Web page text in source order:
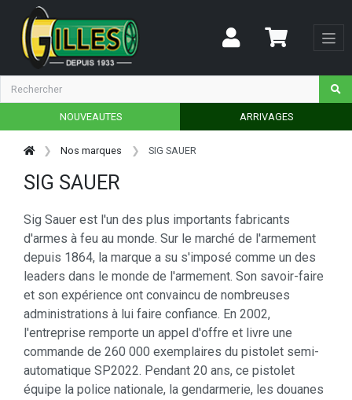
NOUVEAUTES ARRIVAGES
Nos marques SIG SAUER
SIG SAUER
Sig Sauer est l'un des plus importants fabricants
d'armes à feu au monde. Sur le marché de l'armement
depuis 1864, la marque a su s'imposé comme un des
leaders dans le monde de l'armement. Son savoir-faire
et son expérience ont convaincu de nombreuses
administrations à lui faire confiance. En 2002,
l'entreprise remporte un appel d'offre et livre une
commande de 260 000 exemplaires du pistolet semi-
automatique SP2022. Pendant 20 ans, ce pistolet
équipe la police nationale, la gendarmerie, les douanes